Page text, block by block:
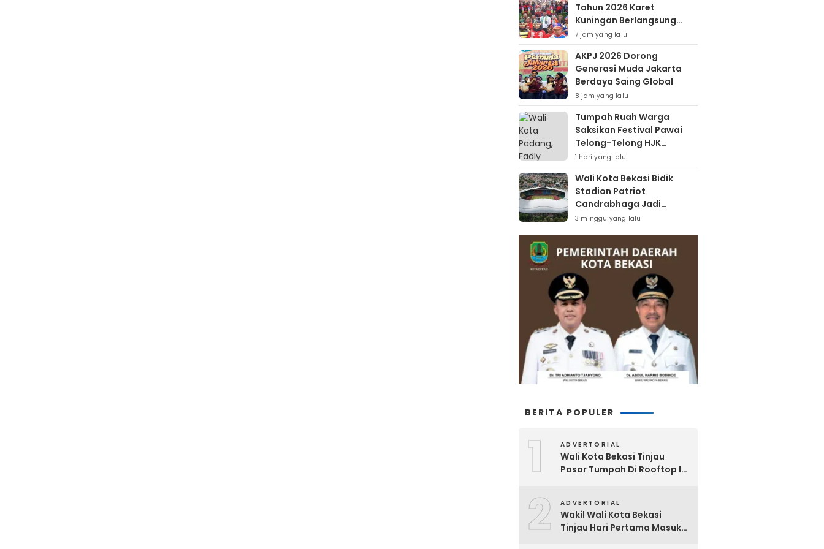
Tahun 2026 Karet
Kuningan Berlangsung
Meriah
7 jam yang lalu
AKPJ 2026 Dorong
Generasi Muda Jakarta
Berdaya Saing Global
8 jam yang lalu
Tumpah Ruah Warga
Saksikan Festival Pawai
Telong-Telong HJK
Padang ke-357
1 hari yang lalu
Wali Kota Bekasi Bidik
Stadion Patriot
Candrabhaga Jadi
Kawasan Sport City Dan
3 minggu yang lalu
BERITA POPULER
1 ADVERTORIAL
Wali Kota Bekasi Tinjau
Pasar Tumpah Di Rooftop I
Disiapkan Bertahap
2 ADVERTORIAL
Wakil Wali Kota Bekasi
Tinjau Hari Pertama Masuk